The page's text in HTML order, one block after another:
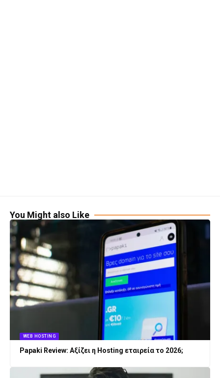
You Might also Like
WEB HOSTING
Papaki Review: Αξίζει η Hosting εταιρεία το 2026;